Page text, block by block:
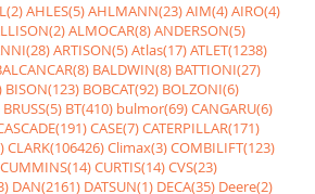
AHLES(5)AHLMANN(23)AIM(4)AIRO(4)
ALMOCAR(8)ANDERSON(5)
ARTISON(5)Atlas(17)ATLET(1238)
BALDWIN(8) BATTIONI(27)
BISON(123) BOBCAT(92) BOLZONI(6)
BRUSS(5) BT(410) bulmor(69)CANGARU(6)
CASE(7)CATERPILLAR(171)
CLARK(106426)Climax(3)COMBILIFT(123)
CUMMINS(14)CURTIS(14)CVS(23)
DAN(2161) DATSUN(1) DECA(35) Deere(2)